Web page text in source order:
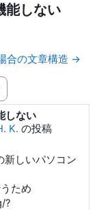
能しない
合の文章構造 →
しない
K. の投稿
しいパソコン
ため
?